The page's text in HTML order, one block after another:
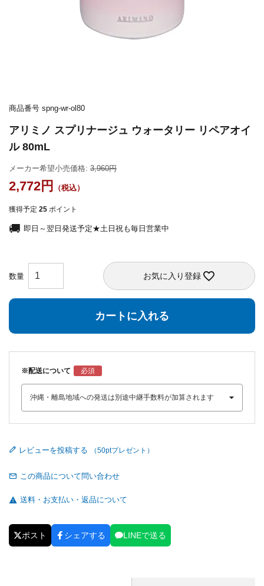
商品番号 spng-wr-ol80
アリミノ スプリナージュ ウォータリー リペアオイ
ル 80mL
メーカー希望小売価格: 3,960
2,772
獲得予定 25 ポイント
即日～翌日発送予定★土日祝も毎日営業中
お気に入り登録
カートに入れる
※配送について
レビューを投稿する
この商品について問い合わせ
送料・お支払い・返品について
ポスト シェアする LINEで送る